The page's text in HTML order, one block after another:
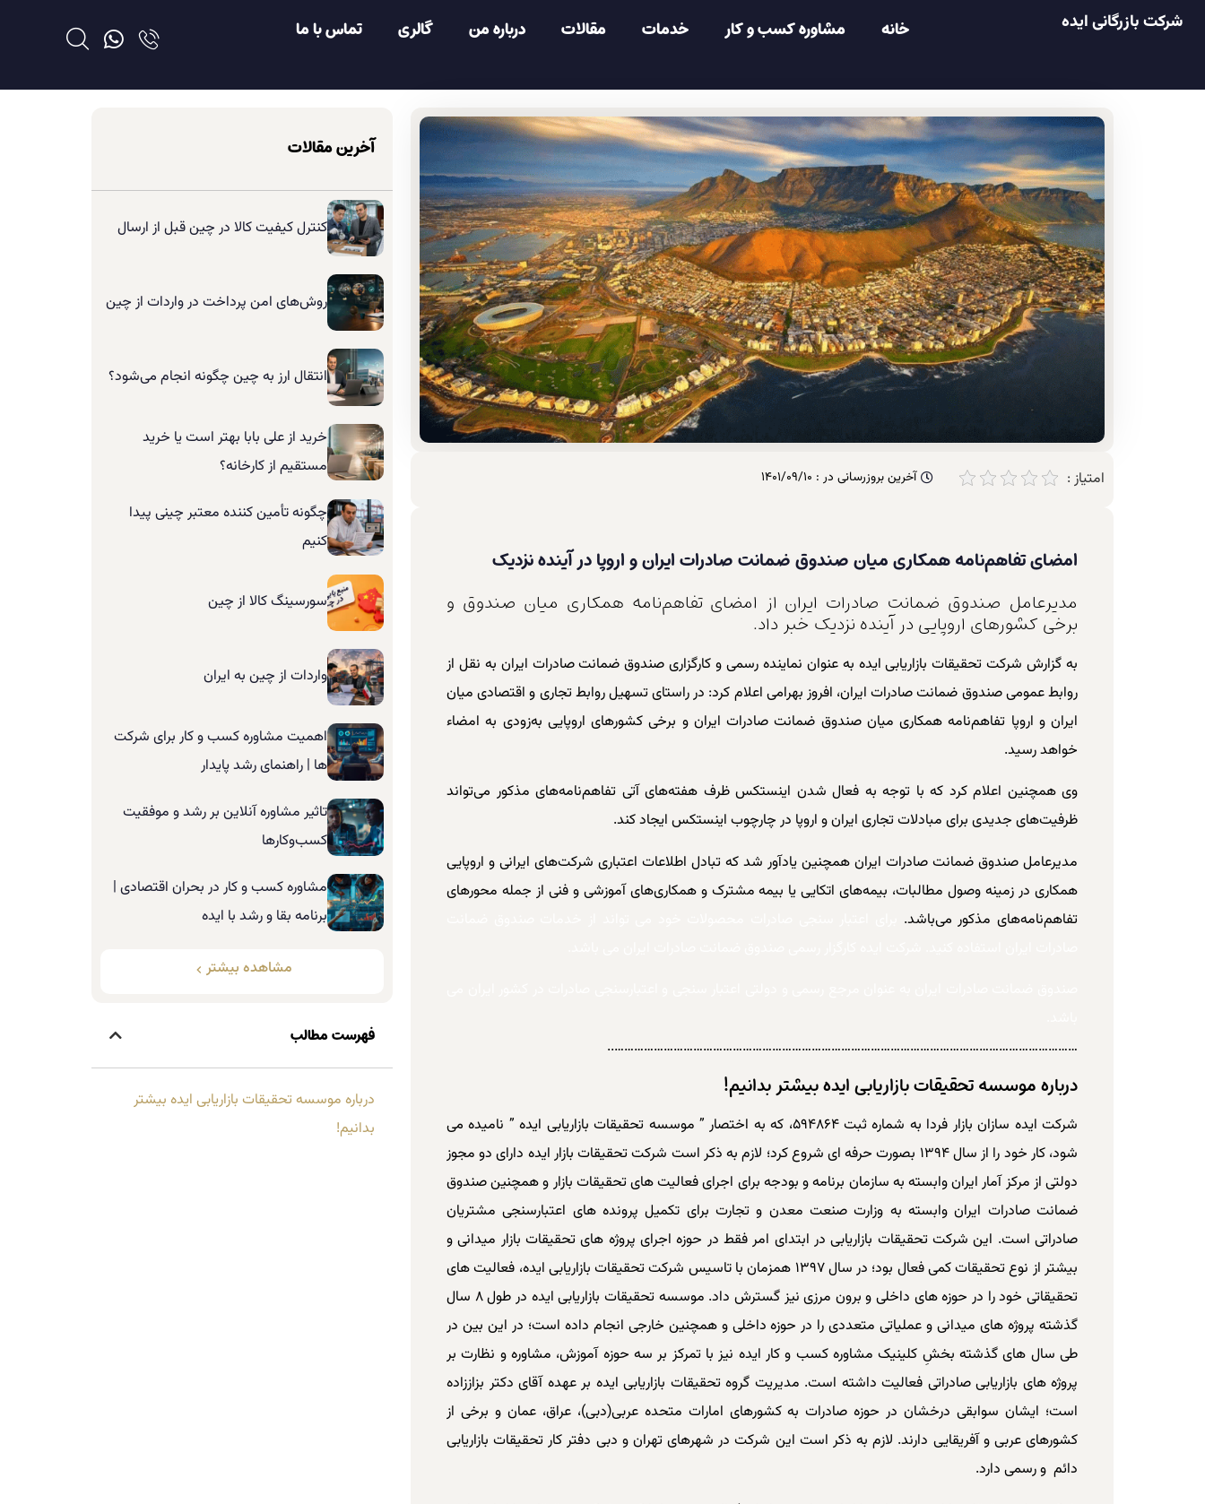
شرکت بازرگانی ایده خانه مشاوره کسب و کار خدمات مقالات درباره من گالری تماس با ما
امتیاز : آخرین بروزرسانی در : 1401/09/10
امضای تفاهم‌نامه همکاری میان صندوق ضمانت صادرات ایران و اروپا در آینده نزدیک
مدیرعامل صندوق ضمانت صادرات ایران از امضای تفاهم‌نامه همکاری میان صندوق و
برخی کشورهای اروپایی در آینده نزدیک خبر داد.
به گزارش شرکت تحقیقات بازاریابی ایده به عنوان نماینده رسمی و کارگزاری صندوق ضمانت صادرات ایران به نقل از
روابط عمومی صندوق ضمانت صادرات ایران، افروز بهرامی اعلام کرد: در راستای تسهیل روابط تجاری و اقتصادی میان
ایران و اروپا تفاهم‌نامه همکاری میان صندوق ضمانت صادرات ایران و برخی کشورهای اروپایی به‌زودی به امضاء
خواهد رسید.
وی همچنین اعلام کرد که با توجه به فعال شدن اینستکس ظرف هفته‌های آتی تفاهم‌نامه‌های مذکور می‌تواند
ظرفیت‌های جدیدی برای مبادلات تجاری ایران و اروپا در چارچوب اینستکس ایجاد کند.
مدیرعامل صندوق ضمانت صادرات ایران همچنین یادآور شد که تبادل اطلاعات اعتباری شرکت‌های ایرانی و اروپایی
همکاری در زمینه وصول مطالبات، بیمه‌های اتکایی یا بیمه مشترک و همکاری‌های آموزشی و فنی از جمله محورهای
تفاهم‌نامه‌های مذکور می‌باشد.
……………………………………………………………………………………………………………………………..
درباره موسسه تحقیقات بازاریابی ایده بیشتر بدانیم!
شرکت ایده سازان بازار فردا به شماره ثبت ۵۹۴۸۶۴، که به اختصار ” موسسه تحقیقات بازاریابی ایده ” نامیده می
شود، کار خود را از سال ۱۳۹۴ بصورت حرفه ای شروع کرد؛ لازم به ذکر است شرکت تحقیقات بازار ایده دارای دو مجوز
دولتی از مرکز آمار ایران وابسته به سازمان برنامه و بودجه برای اجرای فعالیت های تحقیقات بازار و همچنین صندوق
ضمانت صادرات ایران وابسته به وزارت صنعت معدن و تجارت برای تکمیل پرونده های اعتبارسنجی مشتریان
صادراتی است. این شرکت تحقیقات بازاریابی در ابتدای امر فقط در حوزه اجرای پروژه های تحقیقات بازار میدانی و
بیشتر از نوع تحقیقات کمی فعال بود؛ در سال ۱۳۹۷ همزمان با تاسیس شرکت تحقیقات بازاریابی ایده، فعالیت های
تحقیقاتی خود را در حوزه های داخلی و برون مرزی نیز گسترش داد. موسسه تحقیقات بازاریابی ایده در طول ۸ سال
گذشته پروژه های میدانی و عملیاتی متعددی را در حوزه داخلی و همچنین خارجی انجام داده است؛ در این بین در
طی سال های گذشته بخشِ کلینیک مشاوره کسب و کار ایده نیز با تمرکز بر سه حوزه آموزش، مشاوره و نظارت بر
پروژه های بازاریابی صادراتی فعالیت داشته است. مدیریت گروه تحقیقات بازاریابی ایده بر عهده آقای دکتر بزاززاده
است؛ ایشان سوابقی درخشان در حوزه صادرات به کشورهای امارات متحده عربی(دبی)، عراق، عمان و برخی از
کشورهای عربی و آفریقایی دارند. لازم به ذکر است این شرکت در شهرهای تهران و دبی دفتر کار تحقیقات بازاریابی
دائم و رسمی دارد.
آخرین مقالات
کنترل کیفیت کالا در چین قبل از ارسال
روش‌های امن پرداخت در واردات از چین
انتقال ارز به چین چگونه انجام می‌شود؟
خرید از علی بابا بهتر است یا خرید
مستقیم از کارخانه؟
چگونه تأمین کننده معتبر چینی پیدا
کنیم
سورسینگ کالا از چین
واردات از چین به ایران
اهمیت مشاوره کسب و کار برای شرکت
ها | راهنمای رشد پایدار
تاثیر مشاوره آنلاین بر رشد و موفقیت
کسب‌وکارها
مشاوره کسب و کار در بحران اقتصادی |
برنامه بقا و رشد با ایده
مشاهده بیشتر
فهرست مطالب
درباره موسسه تحقیقات بازاریابی ایده بیشتر
بدانیم!